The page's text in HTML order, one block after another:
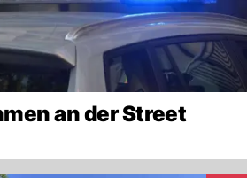
an der Street